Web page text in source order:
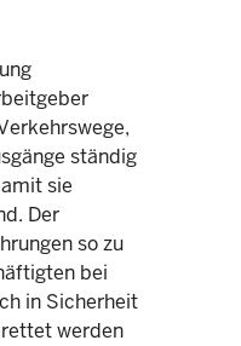
ständig
sie
Der
so zu
bei
in Sicherheit
werden